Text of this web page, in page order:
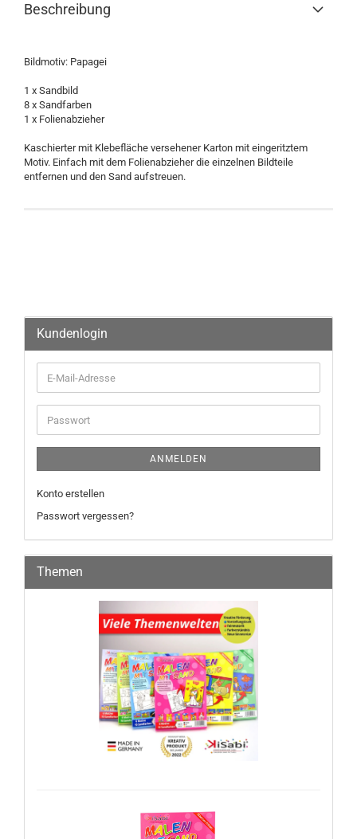
Beschreibung
Bildmotiv: Papagei
1 x Sandbild
8 x Sandfarben
1 x Folienabzieher
Kaschierter mit Klebefläche versehener Karton mit eingeritztem
Motiv. Einfach mit dem Folienabzieher die einzelnen Bildteile
entfernen und den Sand aufstreuen.
Kundenlogin
ANMELDEN
Konto erstellen
Passwort vergessen?
Themen